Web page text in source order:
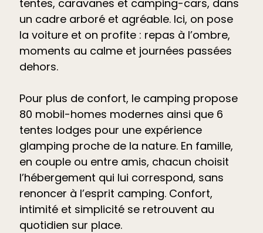
tentes, caravanes et camping-cars, dans
un cadre arboré et agréable. Ici, on pose
la voiture et on profite : repas à l’ombre,
moments au calme et journées passées
dehors.
Pour plus de confort, le camping propose
80 mobil-homes modernes ainsi que 6
tentes lodges pour une expérience
glamping proche de la nature. En famille,
en couple ou entre amis, chacun choisit
l’hébergement qui lui correspond, sans
renoncer à l’esprit camping. Confort,
intimité et simplicité se retrouvent au
quotidien sur place.